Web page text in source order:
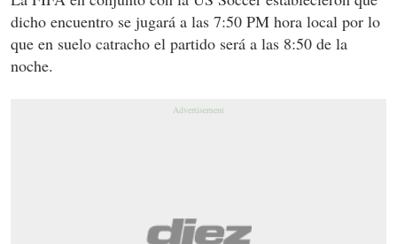
dicho encuentro se jugará a las 7:50 PM hora local por lo
que en suelo catracho el partido será a las 8:50 de la
noche.